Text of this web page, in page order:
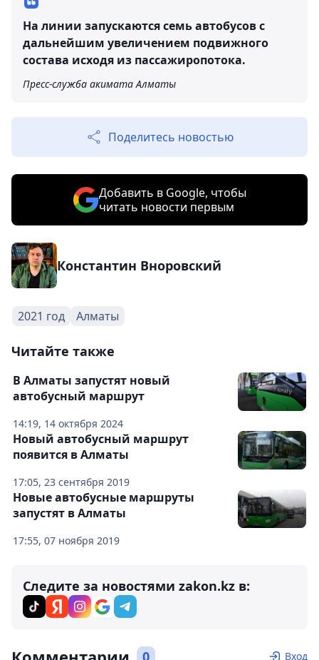
На линии запускаются семь автобусов с
дальнейшим увеличением подвижного
состава исходя из пассажиропотока.
Пресс-служба акимата Алматы
Поделитесь новостью
Добавить в Google, чтобы
читать новости первым
Константин Вноровский
2021 год Алматы
Читайте также
14:19, 14 октября 2024
В Алматы запустят новый
автобусный маршрут
17:05, 23 сентября 2019
Новый автобусный маршрут
появится в Алматы
17:55, 07 ноября 2019
Новые автобусные маршруты
запустят в Алматы
Следите за новостями zakon.kz в:
0 Вход